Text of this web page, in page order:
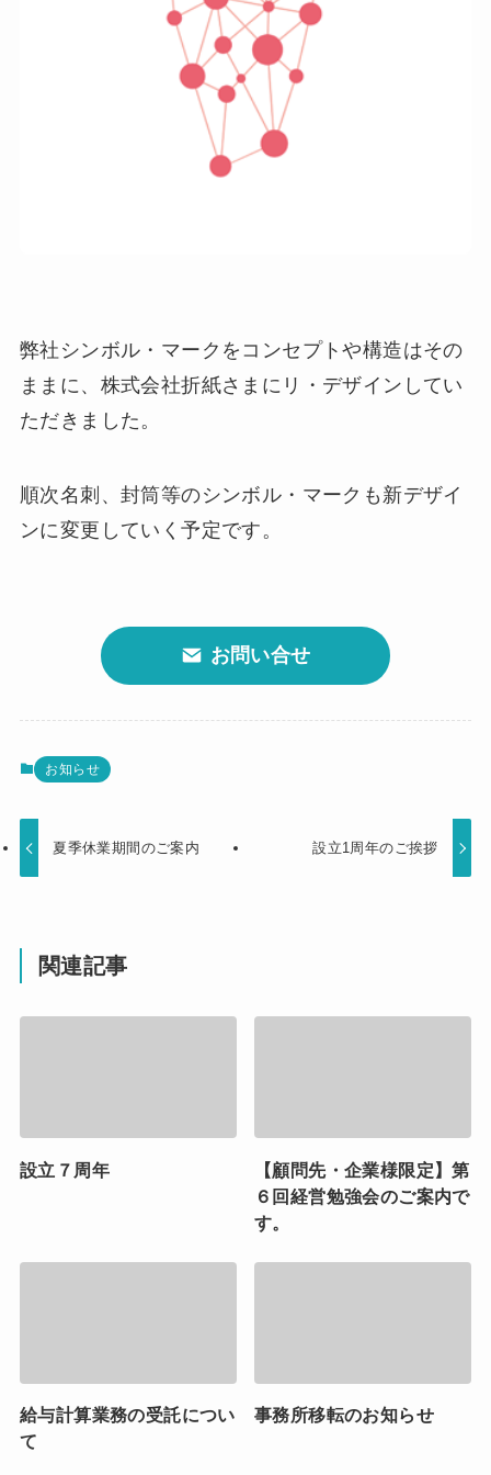
弊社シンボル・マークをコンセプトや構造はその
ままに、株式会社折紙さまにリ・デザインしてい
ただきました。
順次名刺、封筒等のシンボル・マークも新デザイ
ンに変更していく予定です。
お問い合せ
お知らせ
夏季休業期間のご案内 設立1周年のご挨拶
関連記事
設立７周年
【顧問先・企業様限定】第
６回経営勉強会のご案内で
す。
給与計算業務の受託につい
て
事務所移転のお知らせ